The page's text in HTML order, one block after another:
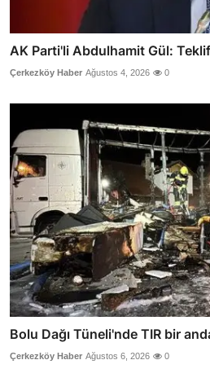
AK Parti'li Abdulhamit Gül:
Çerkezköy Haber Ağustos 4, 2026 0
Bolu Dağı Tüneli'nde TIR bir
Çerkezköy Haber Ağustos 6, 2026 0